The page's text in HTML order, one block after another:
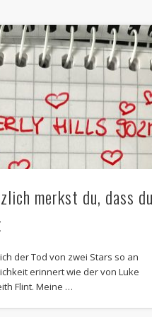
merkst du, dass
der Tod von zwei Stars so an
erinnert wie der von Luke
Flint. Meine …